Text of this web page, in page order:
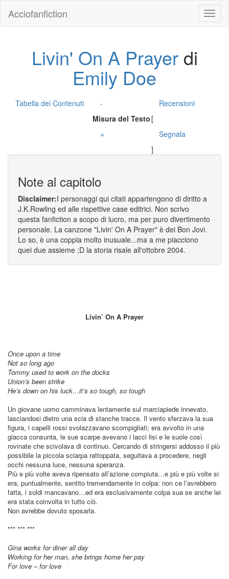
Acciofanfiction
Livin' On A Prayerdi
Emily Doe
Tabella dei Contenuti
-
Misura del Testo
+
Recensioni
[
Segnala
]
Note al capitolo
Disclaimer:I personaggi qui citati appartengono di diritto a
J.K.Rowling ed alle rispettive case editrici. Non scrivo
questa fanfiction a scopo di lucro, ma per puro divertimento
personale. La canzone "Livin' On A Prayer" è dei Bon Jovi.
Lo so, è una coppia molto inusuale...ma a me piacciono
quei due assieme ;D la storia risale all'ottobre 2004.
Livin’ On A Prayer
Once upon a time
Not so long ago
Tommy used to work on the docks
Union’s been strike
He’s down on his luck…it’s so tough, so tough
Un giovane uomo camminava lentamente sul marciapiede innevato,
lasciandosi dietro una scia di stanche tracce. Il vento sferzava la sua
figura, i capelli rossi svolazzavano scompigliati; era avvolto in una
giacca consunta, le sue scarpe avevano i lacci lisi e le suole così
rovinate che scivolava di continuo. Cercando di stringersi addosso il più
possibile la piccola sciarpa rattoppata, seguitava a procedere, negli
occhi nessuna luce, nessuna speranza.
Più e più volte aveva ripensato all’azione compiuta…e più e più volte si
era, puntualmente, sentito tremendamente in colpa: non ce l’avrebbero
fatta, i soldi mancavano…ed era esclusivamente colpa sua se anche lei
era stata coinvolta in tutto ciò.
Non avrebbe dovuto sposarla.
*** *** ***
Gina works for diner all day
Working for her man, she brings home her pay
For love – for love